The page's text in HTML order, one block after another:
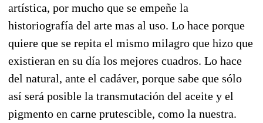
artística, por mucho que se empeñe la
historiografía del arte mas al uso. Lo hace porque
quiere que se repita el mismo milagro que hizo que
existieran en su día los mejores cuadros. Lo hace
del natural, ante el cadáver, porque sabe que sólo
así será posible la transmutación del aceite y el
pigmento en carne prutescible, como la nuestra.